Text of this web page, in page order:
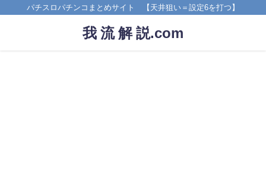
パチスロパチンコまとめサイト 【天井狙い＝設定6を打つ】
我 流 解 説.com